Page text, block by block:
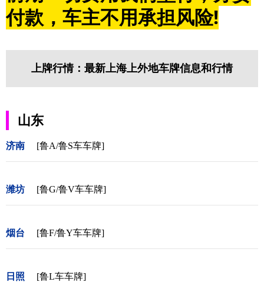
付款，车主不用承担风险!
上牌行情：最新上海上外地车牌信息和行情
山东
济南 [鲁A/鲁S车车牌]
潍坊 [鲁G/鲁V车车牌]
烟台 [鲁F/鲁Y车车牌]
日照 [鲁L车车牌]